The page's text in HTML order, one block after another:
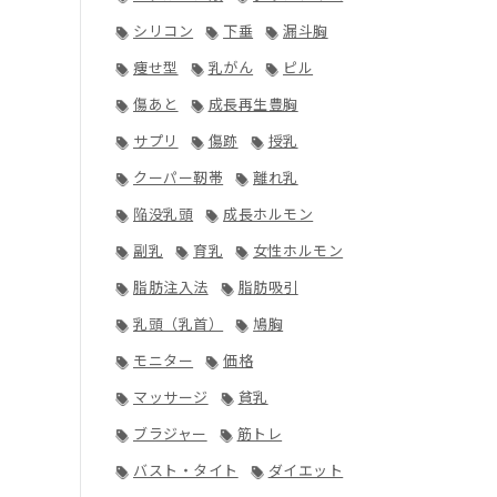
シリコン
下垂
漏斗胸
痩せ型
乳がん
ピル
傷あと
成長再生豊胸
サプリ
傷跡
授乳
クーパー靭帯
離れ乳
陥没乳頭
成長ホルモン
副乳
育乳
女性ホルモン
脂肪注入法
脂肪吸引
乳頭（乳首）
鳩胸
モニター
価格
マッサージ
貧乳
ブラジャー
筋トレ
バスト・タイト
ダイエット